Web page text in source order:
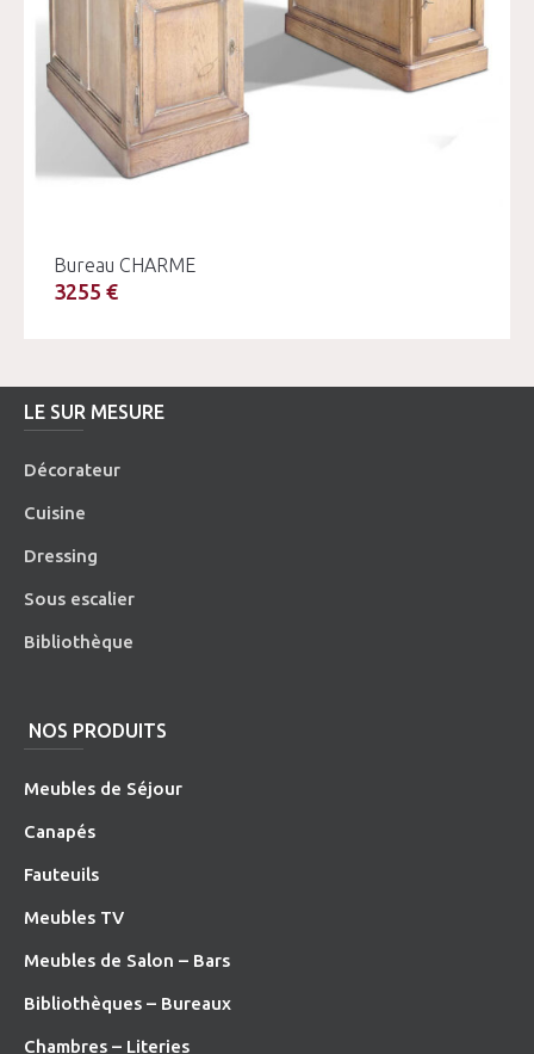
Bureau CHARME
3255 €
LE SUR MESURE
Décorateur
Cuisine
Dressing
Sous escalier
Bibliothèque
NOS PRODUITS
Meubles de Séjour
Canapés
Fauteuils
Meubles TV
Meubles de Salon – Bars
Bibliothèques – Bureaux
Chambres – Literies